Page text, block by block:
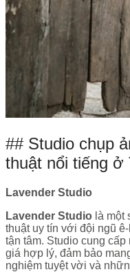
## Studio chụp
thuật nổi tiếng ở
Lavender Studio
Lavender Studio là một
thuật uy tín với đội ngũ
tận tâm. Studio cung
giá hợp lý, đảm bảo
nghiệm tuyệt vời và